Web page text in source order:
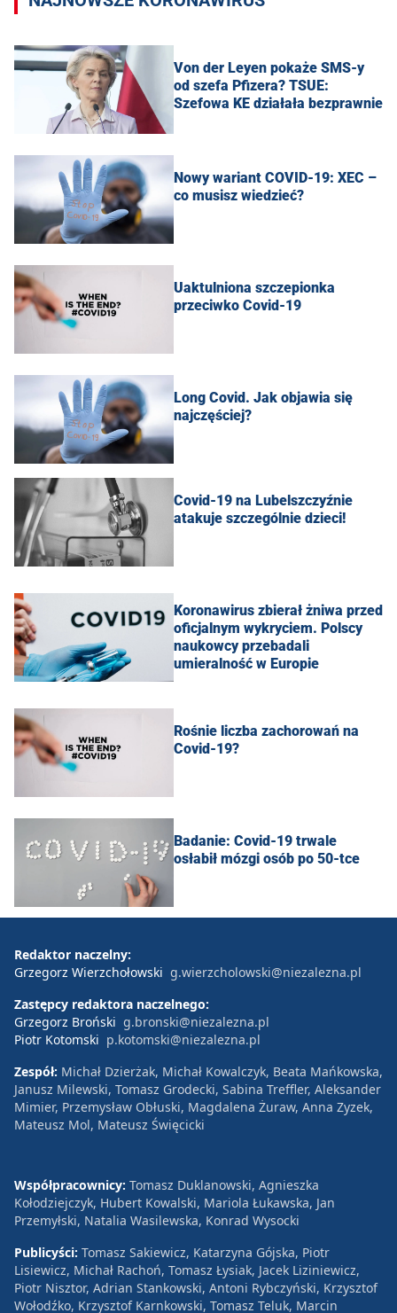
Von der Leyen pokaże SMS-y
od szefa Pfizera? TSUE:
Szefowa KE działała bezprawnie
Nowy wariant COVID-19: XEC –
co musisz wiedzieć?
Uaktulniona szczepionka
przeciwko Covid-19
Long Covid. Jak objawia się
najczęściej?
Covid-19 na Lubelszczyźnie
atakuje szczególnie dzieci!
Koronawirus zbierał żniwa przed
oficjalnym wykryciem. Polscy
naukowcy przebadali
umieralność w Europie
Rośnie liczba zachorowań na
Covid-19?
Badanie: Covid-19 trwale
osłabił mózgi osób po 50-tce
Redaktor naczelny:
Grzegorz Wierzchołowski g.wierzcholowski@niezalezna.pl
Zastępcy redaktora naczelnego:
Grzegorz Broński g.bronski@niezalezna.pl
Piotr Kotomski p.kotomski@niezalezna.pl
Zespół: Michał Dzierżak, Michał Kowalczyk, Beata Mańkowska,
Janusz Milewski, Tomasz Grodecki, Sabina Treffler, Aleksander
Mimier, Przemysław Obłuski, Magdalena Żuraw, Anna Zyzek,
Mateusz Mol, Mateusz Święcicki
Współpracownicy: Tomasz Duklanowski, Agnieszka
Kołodziejczyk, Hubert Kowalski, Mariola Łukawska, Jan
Przemyłski, Natalia Wasilewska, Konrad Wysocki
Publicyści: Tomasz Sakiewicz, Katarzyna Gójska, Piotr
Lisiewicz, Michał Rachoń, Tomasz Łysiak, Jacek Liziniewicz,
Piotr Nisztor, Adrian Stankowski, Antoni Rybczyński, Krzysztof
Wołodźko, Krzysztof Karnkowski, Tomasz Teluk, Marcin